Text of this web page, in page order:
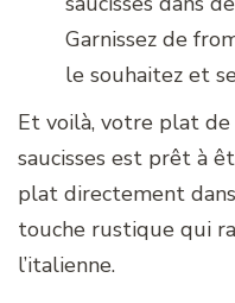
Garnissez de
le souhaitez et
Et voilà, votre plat
saucisses est prêt à
plat directement
touche rustique qui
l’italienne.